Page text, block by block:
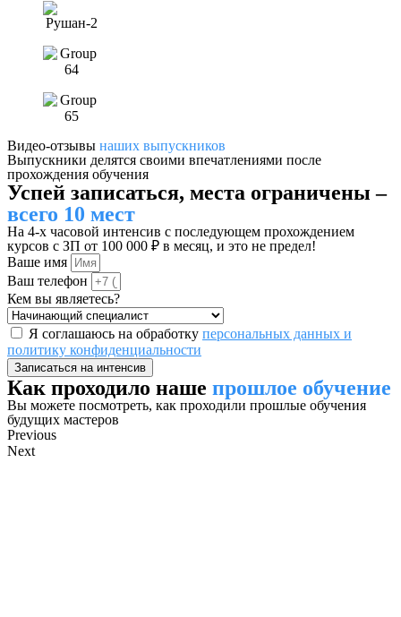
Видео-отзывы наших выпускников
Выпускники делятся своими впечатлениями после
прохождения обучения
Проиграть видео
Проиграть видео
Успей записаться, места ограничены –
всего 10 мест
На 4-х часовой интенсив с последующем прохождением
курсов с ЗП от 100 000 ₽ в месяц, и это не предел!
Ваше имя
Ваш телефон
Кем вы являетесь?
Я соглашаюсь на обработку персональных данных и
политику конфиденциальности
Записаться на интенсив
Как проходило наше прошлое обучение
Вы можете посмотреть, как проходили прошлые обучения
будущих мастеров
Previous
Next